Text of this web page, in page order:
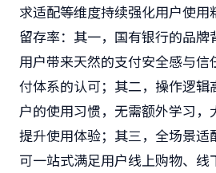
求适配等维度持续强化用户使用
留存率：其一，国有银行的品牌
用户带来天然的支付安全感与信
付体系的认可；其二，操作逻辑
户的使用习惯，无需额外学习，
提升使用体验；其三，全场景适
可一站式满足用户线上购物、